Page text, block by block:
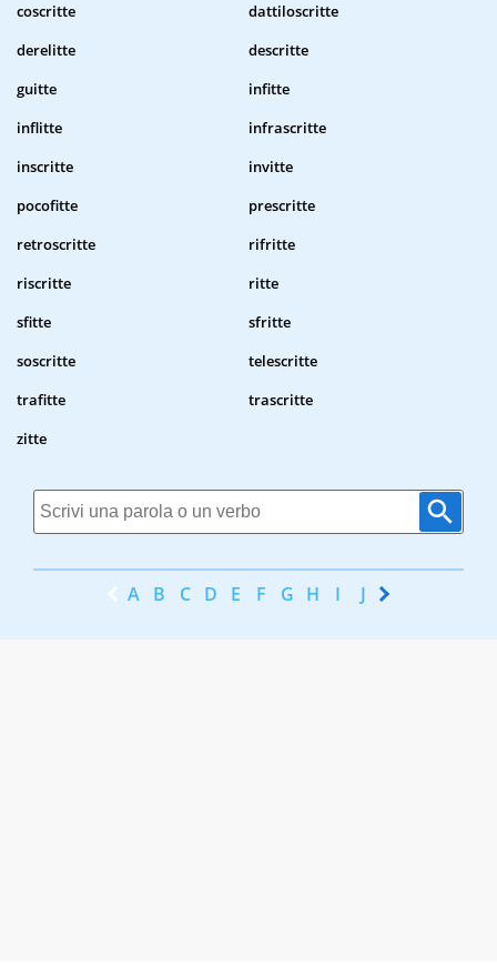
coscritte
dattiloscritte
derelitte
descritte
guitte
infitte
inflitte
infrascritte
inscritte
invitte
pocofitte
prescritte
retroscritte
rifritte
riscritte
ritte
sfitte
sfritte
soscritte
telescritte
trafitte
trascritte
zitte
A B C D E F G H I J K